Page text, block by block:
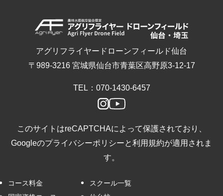
アグリフライヤードローンフィールド仙台
〒989-3216 宮城県仙台市青葉区高野原3-12-17
TEL：070-1430-6457
このサイトはreCAPTCHAによって保護されており、
Googleのプライバシーポリシーと利用規約が適用されま
す。
コース料金
スクール一覧